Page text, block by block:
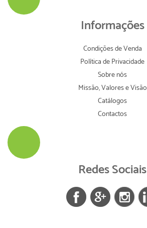
Informações
Condições de Venda
Política de Privacidade
Sobre nós
Missão, Valores e Visão
Catálogos
Contactos
Redes Sociais